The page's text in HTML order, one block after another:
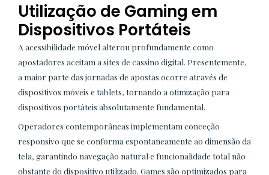
Utilização de Gaming em
Dispositivos Portáteis
A acessibilidade móvel alterou profundamente como
apostadores aceitam a sites de cassino digital. Presentemente,
a maior parte das jornadas de apostas ocorre através de
dispositivos móveis e tablets, tornando a otimização para
dispositivos portáteis absolutamente fundamental.
Operadores contemporâneas implementam conceção
responsivo que se conforma espontaneamente ao dimensão da
tela, garantindo navegação natural e funcionalidade total não
obstante do dispositivo utilizado. Games são optimizados para